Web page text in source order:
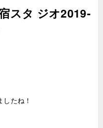
スタ ジオ2019-
たね！